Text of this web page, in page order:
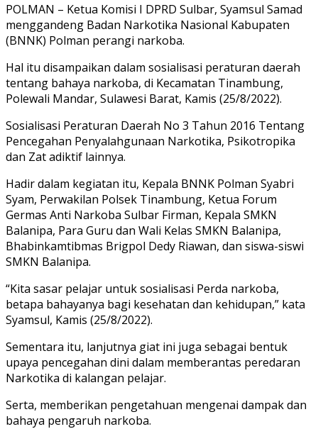
POLMAN – Ketua Komisi I DPRD Sulbar, Syamsul Samad
menggandeng Badan Narkotika Nasional Kabupaten
(BNNK) Polman perangi narkoba.
Hal itu disampaikan dalam sosialisasi peraturan daerah
tentang bahaya narkoba, di Kecamatan Tinambung,
Polewali Mandar, Sulawesi Barat, Kamis (25/8/2022).
Sosialisasi Peraturan Daerah No 3 Tahun 2016 Tentang
Pencegahan Penyalahgunaan Narkotika, Psikotropika
dan Zat adiktif lainnya.
Hadir dalam kegiatan itu, Kepala BNNK Polman Syabri
Syam, Perwakilan Polsek Tinambung, Ketua Forum
Germas Anti Narkoba Sulbar Firman, Kepala SMKN
Balanipa, Para Guru dan Wali Kelas SMKN Balanipa,
Bhabinkamtibmas Brigpol Dedy Riawan, dan siswa-siswi
SMKN Balanipa.
“Kita sasar pelajar untuk sosialisasi Perda narkoba,
betapa bahayanya bagi kesehatan dan kehidupan,” kata
Syamsul, Kamis (25/8/2022).
Sementara itu, lanjutnya giat ini juga sebagai bentuk
upaya pencegahan dini dalam memberantas peredaran
Narkotika di kalangan pelajar.
Serta, memberikan pengetahuan mengenai dampak dan
bahaya pengaruh narkoba.